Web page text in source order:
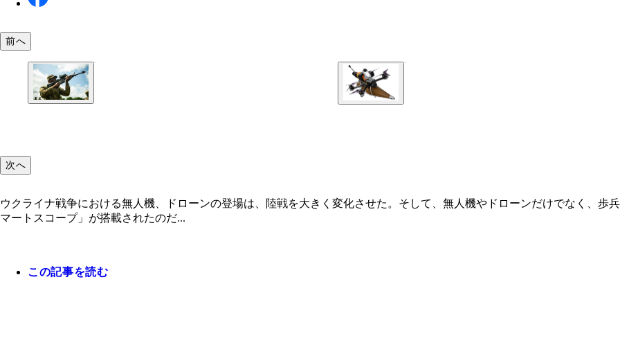
前へ
次へ
ウクライナ戦争における無人機、ドローンの登場は、陸戦を大きく変化させた。そして、無人機やドローンだけでなく、歩
マートスコープ」が搭載されたのだ...
この記事を読む